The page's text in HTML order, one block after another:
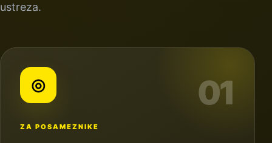
ustreza.
01
◎
ZA POSAMEZNIKE